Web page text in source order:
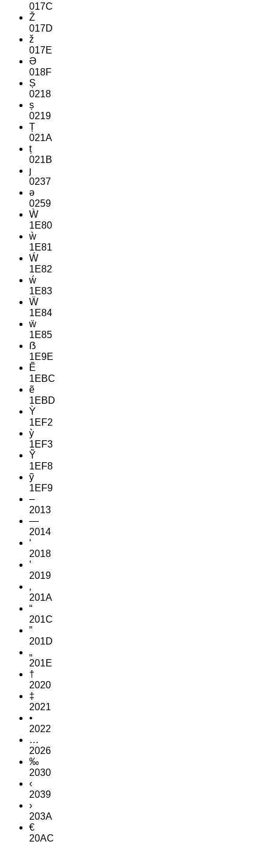
017C
Ž
017D
ž
017E
Ə
018F
Ș
0218
ș
0219
Ț
021A
ț
021B
ȷ
0237
ə
0259
Ẁ
1E80
ẁ
1E81
Ẃ
1E82
ẃ
1E83
Ẅ
1E84
ẅ
1E85
ẞ
1E9E
Ẽ
1EBC
ẽ
1EBD
Ỳ
1EF2
ỳ
1EF3
Ỹ
1EF8
ỹ
1EF9
–
2013
—
2014
‘
2018
’
2019
‚
201A
“
201C
”
201D
„
201E
†
2020
‡
2021
•
2022
…
2026
‰
2030
‹
2039
›
203A
€
20AC